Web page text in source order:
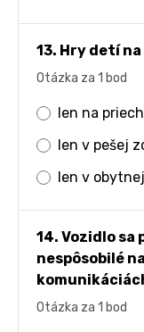
13. Hry detí
Otázka za 1 bod
len na
len v pešej
len v
14. Vozidlo
nespôsobilé
Otázka za 1 bod